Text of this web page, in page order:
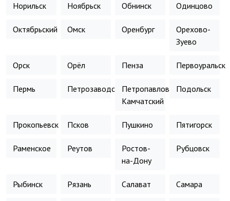
Норильск Ноябрьск Обнинск Одинцово
Октябрьский Омск Оренбург
Орехово-
Зуево
Орск Орёл Пенза Первоуральск
Пермь Петрозаводск
Петропавловск-
Камчатский
Подольск
Прокопьевск Псков Пушкино Пятигорск
Раменское Реутов
Ростов-
на-Дону
Рубцовск
Рыбинск Рязань Салават Самара